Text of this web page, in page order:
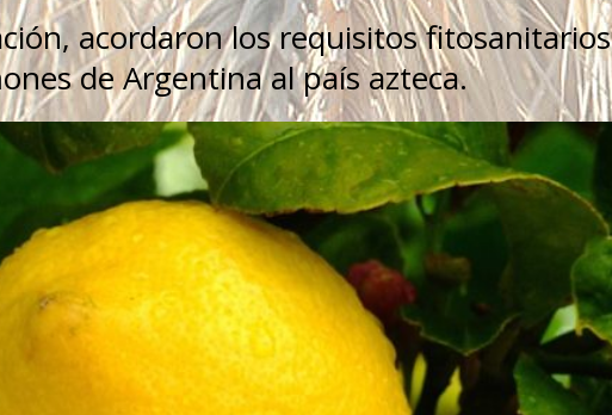
acordaron los requisitos fitosanitarios
de Argentina al país azteca.